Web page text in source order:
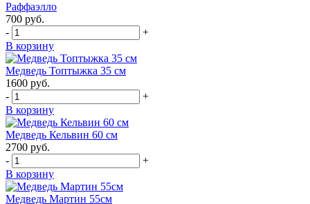
Раффаэлло
700 руб.
-
+
В корзину
Медведь Топтыжка 35 см
1600 руб.
-
+
В корзину
Медведь Кельвин 60 см
2700 руб.
-
+
В корзину
Медведь Мартин 55см